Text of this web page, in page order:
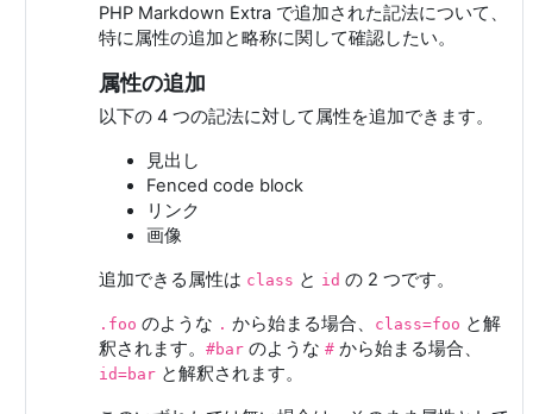
PHP Markdown Extra で追加された記法について、
特に属性の追加と略称に関して確認したい。
属性の追加
以下の 4 つの記法に対して属性を追加できます。
見出し
Fenced code block
リンク
画像
追加できる属性は class と id の 2 つです。
.foo のような . から始まる場合、 class=foo と解
釈されます。
#barのような #から始まる場合、
id=barと解釈されます。